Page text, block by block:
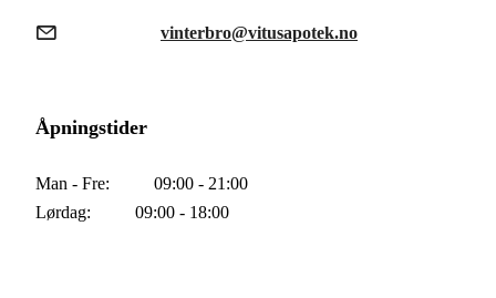
vinterbro@vitusapotek.no
Åpningstider
Man - Fre
09:00 - 21:00
Lørdag
09:00 - 18:00